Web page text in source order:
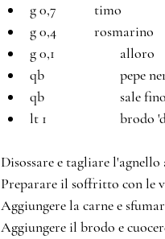
g 0,7		timo
g 0,4		rosmarino
g 0,1		        alloro
qb
qb		        sale fino
lt 1
Disossare e tagliare
Preparare il soffritto con le
Aggiungere la carne e
Aggiungere il brodo e